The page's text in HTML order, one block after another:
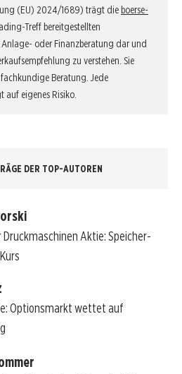
(EU) 2024/1689) trägt die boerse-
Treff bereitgestellten
oder Finanzberatung dar und
zu verstehen. Sie
Beratung. Jede
eigenes Risiko.
DER TOP-AUTOREN
Druckmaschinen Aktie: Speicher-
Optionsmarkt wettet auf